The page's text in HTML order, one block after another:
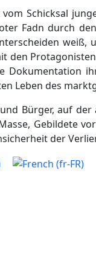
vom Schicksal
Fadn durch
den
Dokumentation
Leben des
Bürger, auf
Gebildete
der